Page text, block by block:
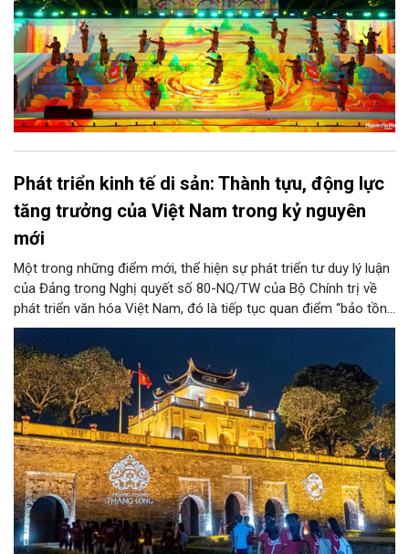
Phát triển kinh tế di sản: Thành tựu, động lực
tăng trưởng của Việt Nam trong kỷ nguyên
mới
Một trong những điểm mới, thể hiện sự phát triển tư duy lý luận
của Đảng trong Nghị quyết số 80-NQ/TW của Bộ Chính trị về
phát triển văn hóa Việt Nam, đó là tiếp tục quan điểm “bảo tồn
và phát huy giá trị di sản văn hóa gắn kết với phát triển kinh tế -
xã hội và du lịch”; đồng thời, nâng lên một tầm cao mới: “phát
triển kinh tế di sản”.